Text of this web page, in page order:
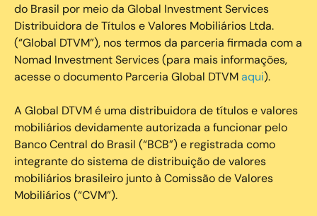
do Brasil por meio da Global Investment Services
Distribuidora de Títulos e Valores Mobiliários Ltda.
(“Global DTVM”), nos termos da parceria firmada com a
Nomad Investment Services (para mais informações,
acesse o documento Parceria Global DTVMaqui).
A Global DTVM é uma distribuidora de títulos e valores
mobiliários devidamente autorizada a funcionar pelo
Banco Central do Brasil (“BCB”) e registrada como
integrante do sistema de distribuição de valores
mobiliários brasileiro junto à Comissão de Valores
Mobiliários (“CVM”).